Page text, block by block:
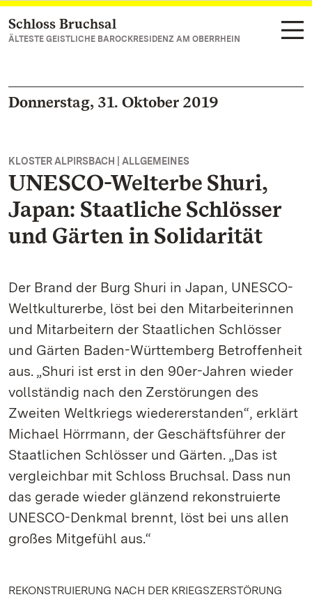
Zum Hauptinhalt springen
Schloss Bruchsal
ÄLTESTE GEISTLICHE BAROCKRESIDENZ AM OBERRHEIN
Donnerstag, 31. Oktober 2019
KLOSTER ALPIRSBACH | ALLGEMEINES
UNESCO-Welterbe Shuri,
Japan: Staatliche Schlösser
und Gärten in Solidarität
Der Brand der Burg Shuri in Japan, UNESCO-
Weltkulturerbe, löst bei den Mitarbeiterinnen
und Mitarbeitern der Staatlichen Schlösser
und Gärten Baden-Württemberg Betroffenheit
aus. „Shuri ist erst in den 90er-Jahren wieder
vollständig nach den Zerstörungen des
Zweiten Weltkriegs wiedererstanden“, erklärt
Michael Hörrmann, der Geschäftsführer der
Staatlichen Schlösser und Gärten. „Das ist
vergleichbar mit Schloss Bruchsal. Dass nun
das gerade wieder glänzend rekonstruierte
UNESCO-Denkmal brennt, löst bei uns allen
großes Mitgefühl aus.“
REKONSTRUIERUNG NACH DER KRIEGSZERSTÖRUNG